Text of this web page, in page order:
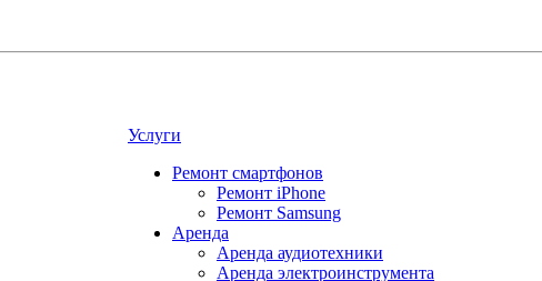
Услуги
Ремонт смартфонов
Ремонт iPhone
Ремонт Samsung
Аренда
Аренда аудиотехники
Аренда электроинструмента